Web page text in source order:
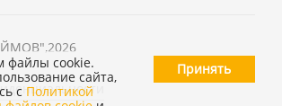
,2026
файлы cookie.
сайта,
с Политикой
Принять